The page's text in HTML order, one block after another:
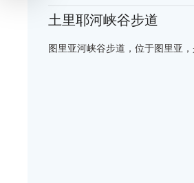
土里耶河峡谷步道
图里亚河峡谷步道，位于图里亚